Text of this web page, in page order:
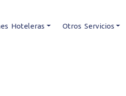
Hoteleras Otros Servicios